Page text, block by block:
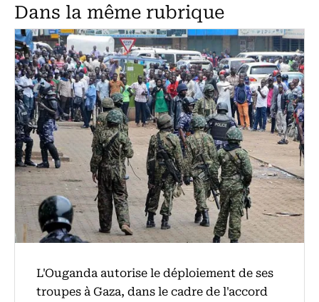
Dans la même rubrique
L'Ouganda autorise le déploiement de ses
troupes à Gaza, dans le cadre de l'accord